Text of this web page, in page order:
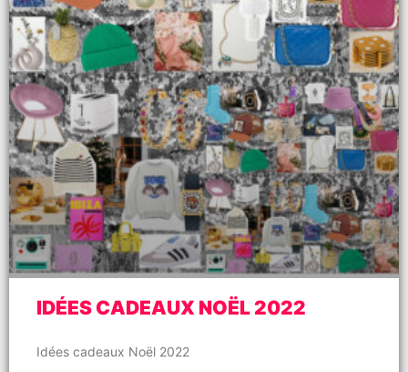
IDÉES CADEAUX NOËL 2022
Idées cadeaux Noël 2022